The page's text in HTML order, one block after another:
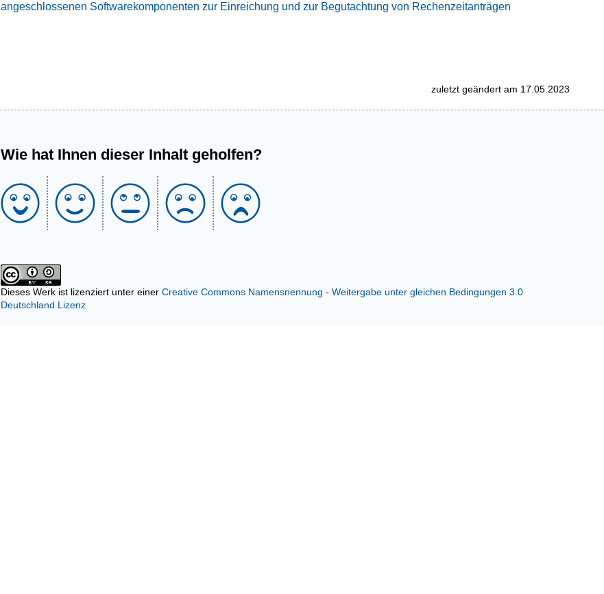
angeschlossenen Softwarekomponenten zur Einreichung und zur Begutachtung von Rechenzeitanträgen
zuletzt geändert am 17.05.2023
Wie hat Ihnen dieser Inhalt geholfen?
Dieses Werk ist lizenziert unter einer Creative Commons Namensnennung - Weitergabe unter gleichen Bedingungen 3.0
Deutschland Lizenz